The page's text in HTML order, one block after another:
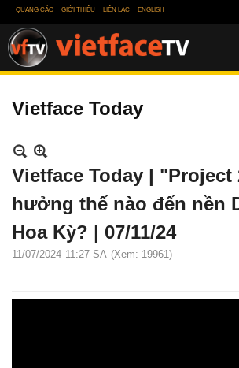
QUẢNG CÁO GIỚI THIỆU LIÊN LẠC ENGLISH
Vietface Today
Vietface Today | "Project
hưởng thế nào đến nền
Hoa Kỳ? | 07/11/24
11/07/2024 11:27 SA (Xem: 19961)